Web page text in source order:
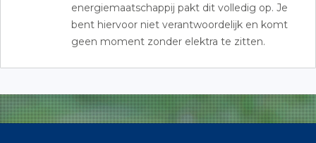
energiemaatschappij pakt dit volledig op. Je
bent hiervoor niet verantwoordelijk en komt
geen moment zonder elektra te zitten.